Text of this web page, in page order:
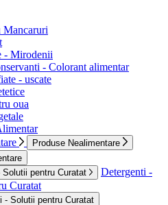
Mancaruri
- Mirodenii
- Colorant alimentar
- uscate
oua
Produse Nealimentare
Solutii pentru Curatat
Detergenti -
Curatat
- Solutii pentru Curatat